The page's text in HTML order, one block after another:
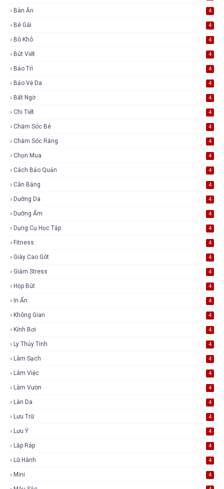
Bàn Ăn 4
Bé Gái 4
Bò Khô 4
Bút Viết 4
Bảo Trì 4
Bảo Vệ Da 4
Bất Ngờ 4
Chi Tiết 4
Chăm Sóc Bé 4
Chăm Sóc Răng 4
Chọn Mua 4
Cách Bảo Quản 4
Cân Bằng 4
Dưỡng Da 4
Dưỡng Ẩm 4
Dụng Cụ Học Tập 4
Fitness 4
Giày Cao Gót 4
Giảm Stress 4
Hộp Bút 4
In Ấn 4
Không Gian 4
Kính Bơi 4
Ly Thủy Tinh 4
Làm Sạch 4
Làm Việc 4
Làm Vườn 4
Làn Da 4
Lưu Trữ 4
Lưu Ý 4
Lắp Ráp 4
Lữ Hành 4
Mini 4